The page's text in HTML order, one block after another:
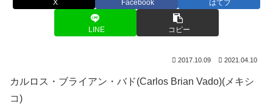
X Facebook はてブ
LINE コピー
2017.10.09 2021.04.10
カルロス・ブライアン・バド(Carlos Brian Vado)(メキシ
コ)